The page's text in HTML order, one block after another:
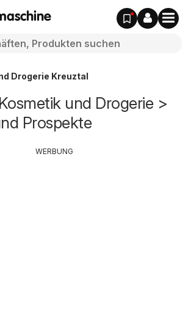
Drogerie Kreuztal
und Drogerie >
Prospekte
WERBUNG